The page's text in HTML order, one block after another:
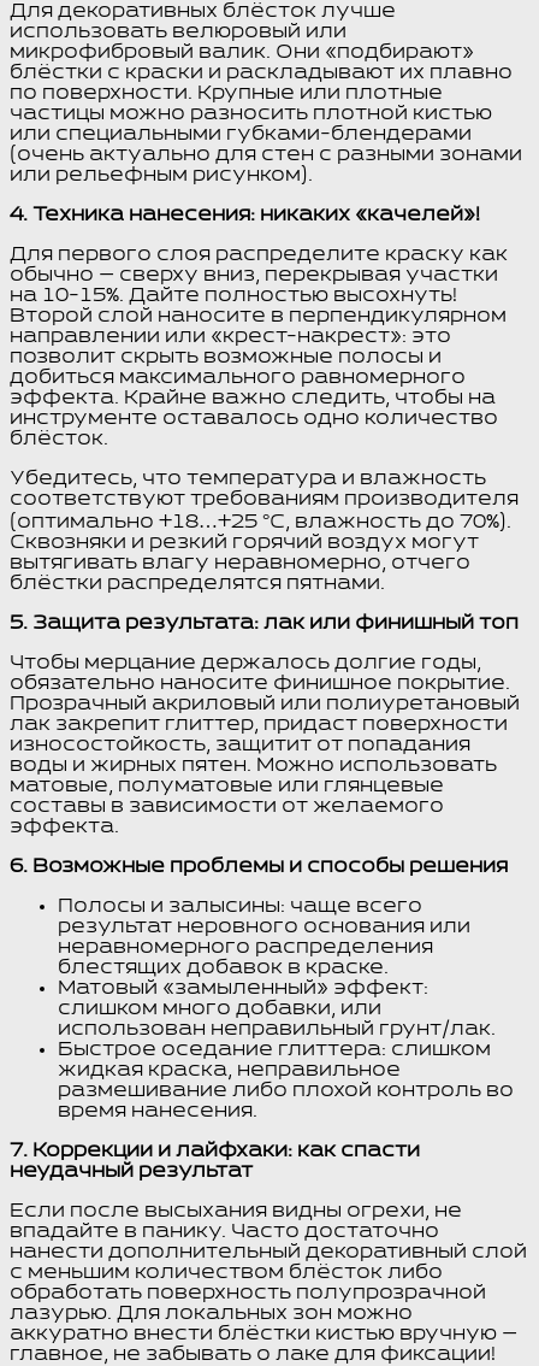
Для декоративных блёсток лучше
использовать велюровый или
микрофибровый валик. Они «подбирают»
блёстки с краски и раскладывают их плавно
по поверхности. Крупные или плотные
частицы можно разносить плотной кистью
или специальными губками-блендерами
(очень актуально для стен с разными зонами
или рельефным рисунком).
4. Техника нанесения: никаких «качелей»!
Для первого слоя распределите краску как
обычно — сверху вниз, перекрывая участки
на 10-15%. Дайте полностью высохнуть!
Второй слой наносите в перпендикулярном
направлении или «крест-накрест»: это
позволит скрыть возможные полосы и
добиться максимального равномерного
эффекта. Крайне важно следить, чтобы на
инструменте оставалось одно количество
блёсток.
Убедитесь, что температура и влажность
соответствуют требованиям производителя
(оптимально +18…+25 °С, влажность до 70%).
Сквозняки и резкий горячий воздух могут
вытягивать влагу неравномерно, отчего
блёстки распределятся пятнами.
5. Защита результата: лак или финишный топ
Чтобы мерцание держалось долгие годы,
обязательно наносите финишное покрытие.
Прозрачный акриловый или полиуретановый
лак закрепит глиттер, придаст поверхности
износостойкость, защитит от попадания
воды и жирных пятен. Можно использовать
матовые, полуматовые или глянцевые
составы в зависимости от желаемого
эффекта.
6. Возможные проблемы и способы решения
Полосы и залысины: чаще всего
результат неровного основания или
неравномерного распределения
блестящих добавок в краске.
Матовый «замыленный» эффект:
слишком много добавки, или
использован неправильный грунт/лак.
Быстрое оседание глиттера: слишком
жидкая краска, неправильное
размешивание либо плохой контроль во
время нанесения.
7. Коррекции и лайфхаки: как спасти
неудачный результат
Если после высыхания видны огрехи, не
впадайте в панику. Часто достаточно
нанести дополнительный декоративный слой
с меньшим количеством блёсток либо
обработать поверхность полупрозрачной
лазурью. Для локальных зон можно
аккуратно внести блёстки кистью вручную —
главное, не забывать о лаке для фиксации!